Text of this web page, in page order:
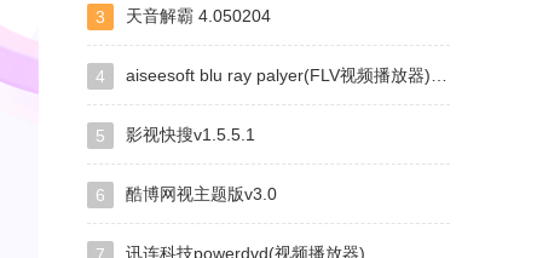
3 天音解霸 4.050204
4 aiseesoft blu ray palyer(FLV视频播放器)v6.7.62
5 影视快搜v1.5.5.1
6 酷博网视主题版v3.0
讯连科技powerdvd(视频播放器)